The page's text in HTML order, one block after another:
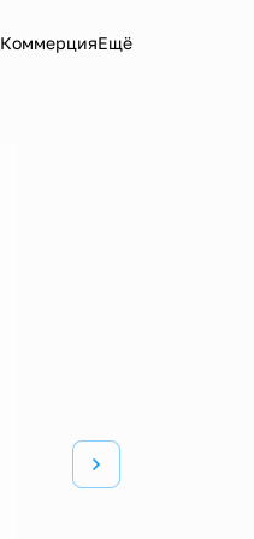
КоммерцияЕщё